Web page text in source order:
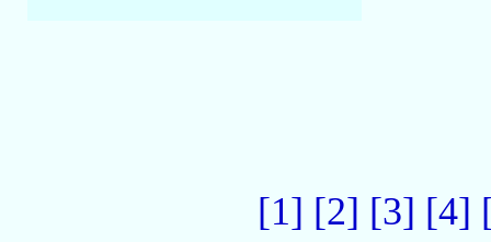
[1] [2] [3] [4]